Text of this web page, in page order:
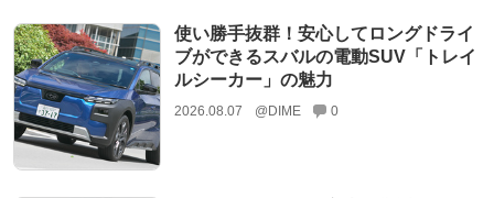
使い勝手抜群！安心してロングドライ
ブができるスバルの電動SUV「トレイ
ルシーカー」の魅力
2026.08.07 @DIME 0